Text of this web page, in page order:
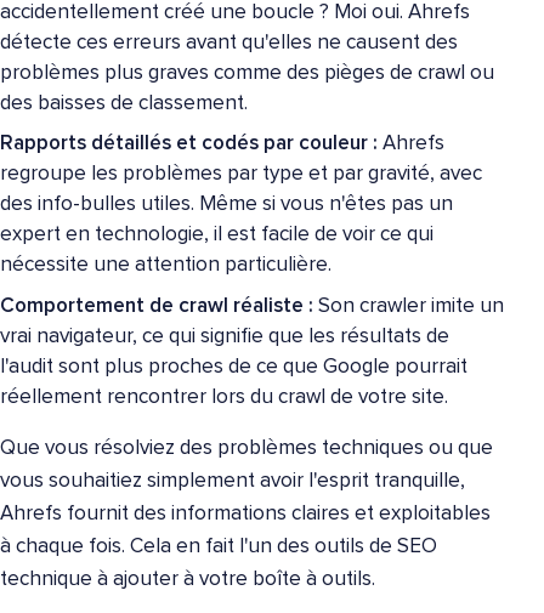
accidentellement créé une boucle ? Moi oui. Ahrefs
détecte ces erreurs avant qu'elles ne causent des
problèmes plus graves comme des pièges de crawl ou
des baisses de classement.
Rapports détaillés et codés par couleur : Ahrefs
regroupe les problèmes par type et par gravité, avec
des info-bulles utiles. Même si vous n'êtes pas un
expert en technologie, il est facile de voir ce qui
nécessite une attention particulière.
Comportement de crawl réaliste : Son crawler imite un
vrai navigateur, ce qui signifie que les résultats de
l'audit sont plus proches de ce que Google pourrait
réellement rencontrer lors du crawl de votre site.
Que vous résolviez des problèmes techniques ou que
vous souhaitiez simplement avoir l'esprit tranquille,
Ahrefs fournit des informations claires et exploitables
à chaque fois. Cela en fait l'un des outils de SEO
technique à ajouter à votre boîte à outils.